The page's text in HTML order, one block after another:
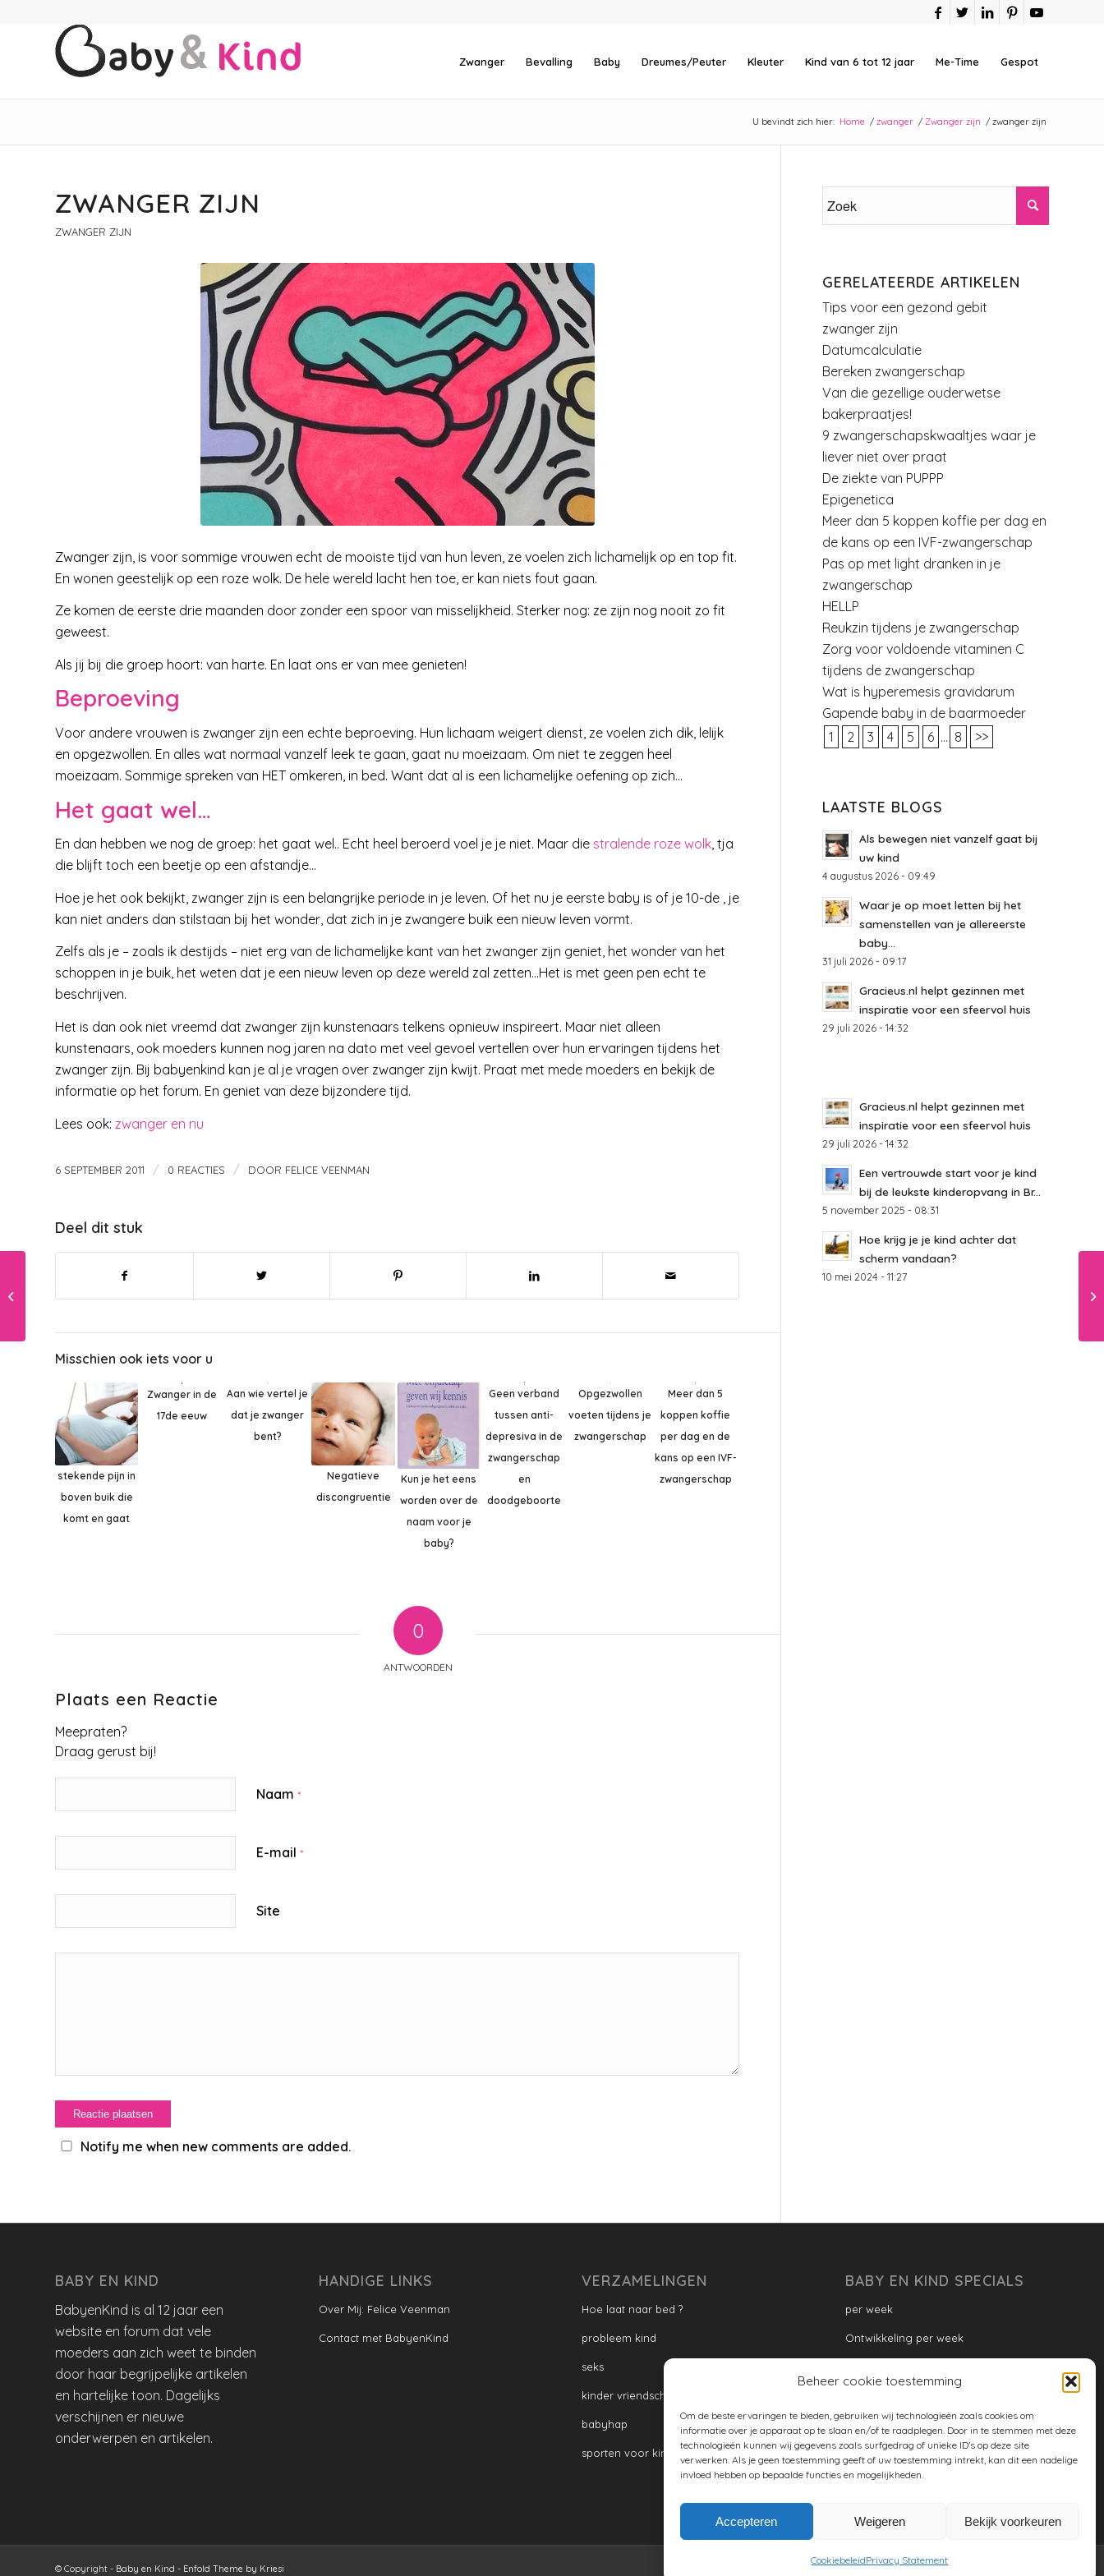
Beheer cookie toestemming
Om de beste ervaringen te bieden, gebruiken wij technologieën zoals cookies om
informatie over je apparaat op te slaan en/of te raadplegen. Door in te stemmen met deze
technologieën kunnen wij gegevens zoals surfgedrag of unieke ID's op deze site
verwerken. Als je geen toestemming geeft of uw toestemming intrekt, kan dit een nadelige
invloed hebben op bepaalde functies en mogelijkheden.
Accepteren Weigeren Bekijk voorkeuren
CookiebeleidPrivacy Statement
Zwanger Bevalling Baby Dreumes/Peuter Kleuter Kind van 6 tot 12 jaar Me-Time Gespot
U bevindt zich hier: Home / zwanger / Zwanger zijn / zwanger zijn
ZWANGER ZIJN
ZWANGER ZIJN
Zwanger zijn, is voor sommige vrouwen echt de mooiste tijd van hun leven, ze voelen zich lichamelijk op en top fit.
En wonen geestelijk op een roze wolk. De hele wereld lacht hen toe, er kan niets fout gaan.
Ze komen de eerste drie maanden door zonder een spoor van misselijkheid. Sterker nog: ze zijn nog nooit zo fit
geweest.
Als jij bij die groep hoort: van harte. En laat ons er van mee genieten!
Beproeving
Voor andere vrouwen is zwanger zijn een echte beproeving. Hun lichaam weigert dienst, ze voelen zich dik, lelijk
en opgezwollen. En alles wat normaal vanzelf leek te gaan, gaat nu moeizaam. Om niet te zeggen heel
moeizaam. Sommige spreken van HET omkeren, in bed. Want dat al is een lichamelijke oefening op zich…
Het gaat wel…
En dan hebben we nog de groep: het gaat wel.. Echt heel beroerd voel je je niet. Maar die stralende roze wolk, tja
die blijft toch een beetje op een afstandje…
Hoe je het ook bekijkt, zwanger zijn is een belangrijke periode in je leven. Of het nu je eerste baby is of je 10-de , je
kan niet anders dan stilstaan bij het wonder, dat zich in je zwangere buik een nieuw leven vormt.
Zelfs als je – zoals ik destijds – niet erg van de lichamelijke kant van het zwanger zijn geniet, het wonder van het
schoppen in je buik, het weten dat je een nieuw leven op deze wereld zal zetten…Het is met geen pen echt te
beschrijven.
Het is dan ook niet vreemd dat zwanger zijn kunstenaars telkens opnieuw inspireert. Maar niet alleen
kunstenaars, ook moeders kunnen nog jaren na dato met veel gevoel vertellen over hun ervaringen tijdens het
zwanger zijn. Bij babyenkind kan je al je vragen over zwanger zijn kwijt. Praat met mede moeders en bekijk de
informatie op het forum. En geniet van deze bijzondere tijd.
Lees ook: zwanger en nu
6 SEPTEMBER 2011 / 0 REACTIES / DOOR FELICE VEENMAN
Deel dit stuk
Misschien ook iets voor u
stekende pijn in
boven buik die
komt en gaat
Zwanger in de
17de eeuw
Aan wie vertel je
dat je zwanger
bent?
Negatieve
discongruentie
Kun je het eens
worden over de
naam voor je
baby?
Geen verband
tussen anti-
depresiva in de
zwangerschap
en
doodgeboorte
Opgezwollen
voeten tijdens je
zwangerschap
Meer dan 5
koppen koffie
per dag en de
kans op een IVF-
zwangerschap
0
ANTWOORDEN
Plaats een Reactie
Meepraten?
Draag gerust bij!
Naam *
E-mail *
Site
Notify me when new comments are added.
GERELATEERDE ARTIKELEN
Tips voor een gezond gebit
zwanger zijn
Datumcalculatie
Bereken zwangerschap
Van die gezellige ouderwetse
bakerpraatjes!
9 zwangerschapskwaaltjes waar je
liever niet over praat
De ziekte van PUPPP
Epigenetica
Meer dan 5 koppen koffie per dag en
de kans op een IVF-zwangerschap
Pas op met light dranken in je
zwangerschap
HELLP
Reukzin tijdens je zwangerschap
Zorg voor voldoende vitaminen C
tijdens de zwangerschap
Wat is hyperemesis gravidarum
Gapende baby in de baarmoeder
1
2 3 4 5 6 ... 8 >>
LAATSTE BLOGS
Als bewegen niet vanzelf gaat bij
uw kind
4 augustus 2026 - 09:49
Waar je op moet letten bij het
samenstellen van je allereerste
baby...
31 juli 2026 - 09:17
Gracieus.nl helpt gezinnen met
inspiratie voor een sfeervol huis
29 juli 2026 - 14:32
Gracieus.nl helpt gezinnen met
inspiratie voor een sfeervol huis
29 juli 2026 - 14:32
Een vertrouwde start voor je kind
bij de leukste kinderopvang in Br...
5 november 2025 - 08:31
Hoe krijg je je kind achter dat
scherm vandaan?
10 mei 2024 - 11:27
BABY EN KIND
BabyenKind is al 12 jaar een
website en forum dat vele
moeders aan zich weet te binden
door haar begrijpelijke artikelen
en hartelijke toon. Dagelijks
verschijnen er nieuwe
onderwerpen en artikelen.
HANDIGE LINKS
Over Mij: Felice Veenman
Contact met BabyenKind
VERZAMELINGEN
Hoe laat naar bed ?
probleem kind
seks
kinder vriendschap
babyhap
sporten voor kinderen
BABY EN KIND SPECIALS
per week
Ontwikkeling per week
Ontwikkeling per maand
ontwikkeling per jaar
Cookiebeleid (EU)
© Copyright - Baby en Kind - Enfold Theme by Kriesi
van je huis